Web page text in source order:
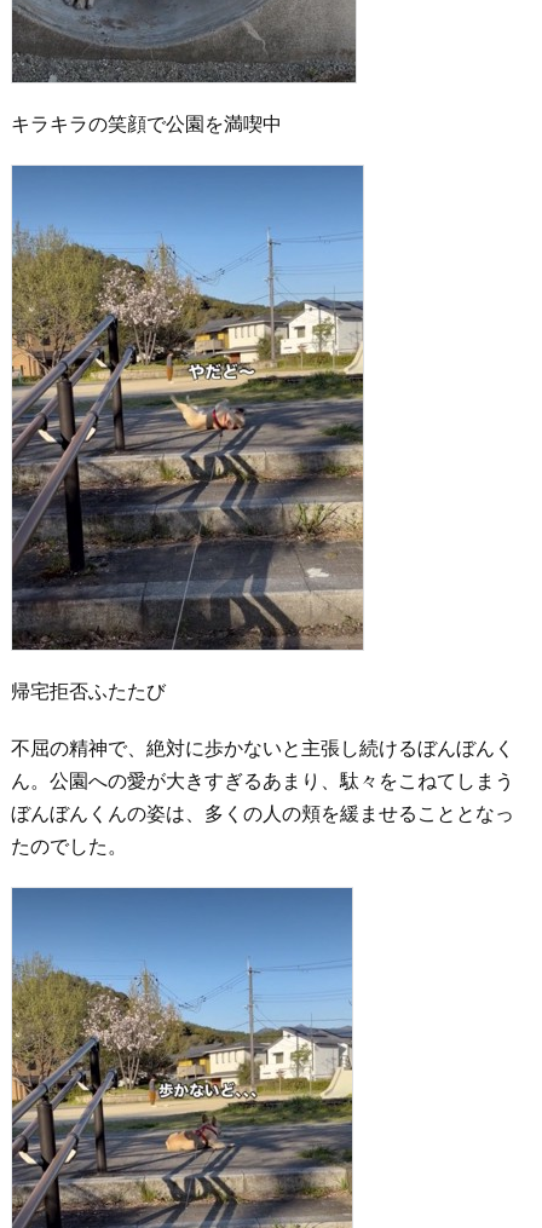
キラキラの笑顔で公園を満喫中
帰宅拒否ふたたび
不屈の精神で、絶対に歩かないと主張し続けるぼんぼんく
ん。公園への愛が大きすぎるあまり、駄々をこねてしまう
ぼんぼんくんの姿は、多くの人の頬を緩ませることとなっ
たのでした。